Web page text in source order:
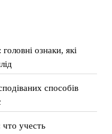
ознаки, які
способів
учесть